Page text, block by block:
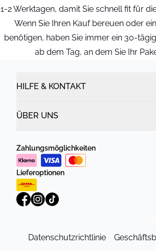
1-2 Werktagen, damit Sie schnell fit für
Wenn Sie Ihren Kauf bereuen oder
benötigen, haben Sie immer ein 30-
ab dem Tag, an dem Sie Ihr
HILFE & KONTAKT
ÜBER UNS
Zahlungsmöglichkeiten
Lieferoptionen
Datenschutzrichtlinie